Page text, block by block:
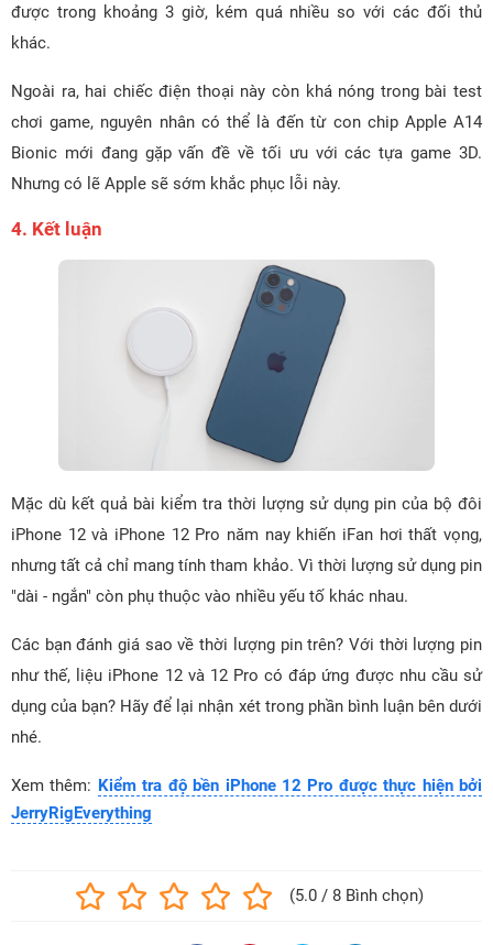
được trong khoảng 3 giờ, kém quá nhiều so với các đối thủ
khác.
Ngoài ra, hai chiếc điện thoại này còn khá nóng trong bài test
chơi game, nguyên nhân có thể là đến từ con chip Apple A14
Bionic mới đang gặp vấn đề về tối ưu với các tựa game 3D.
Nhưng có lẽ Apple sẽ sớm khắc phục lỗi này.
4. Kết luận
Mặc dù kết quả bài kiểm tra thời lượng sử dụng pin của bộ đôi
iPhone 12 và iPhone 12 Pro năm nay khiến iFan hơi thất vọng,
nhưng tất cả chỉ mang tính tham khảo. Vì thời lượng sử dụng pin
"dài - ngắn" còn phụ thuộc vào nhiều yếu tố khác nhau.
Các bạn đánh giá sao về thời lượng pin trên? Với thời lượng pin
như thế, liệu iPhone 12 và 12 Pro có đáp ứng được nhu cầu sử
dụng của bạn? Hãy để lại nhận xét trong phần bình luận bên dưới
nhé.
Xem thêm: Kiểm tra độ bền iPhone 12 Pro được thực hiện bởi
JerryRigEverything
(5.0 / 8 Bình chọn)